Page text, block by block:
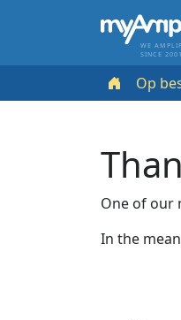
WE
SINCE 2001
Op
One of our
In the